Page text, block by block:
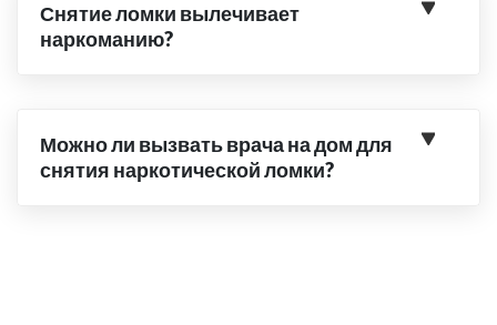
Снятие ломки вылечивает
наркоманию?
Можно ли вызвать врача на дом для
снятия наркотической ломки?